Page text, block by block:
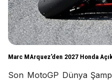
Marc MArquez’den 2027 Honda
Son MotoGP Dünya